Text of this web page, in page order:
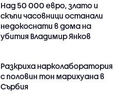
Над 50 000 евро, злато и
скъпи часовници останали
недокоснати в дома на
убития Владимир Янков
Разкриха нарколаборатория
с половин тон марихуана в
Сърбия